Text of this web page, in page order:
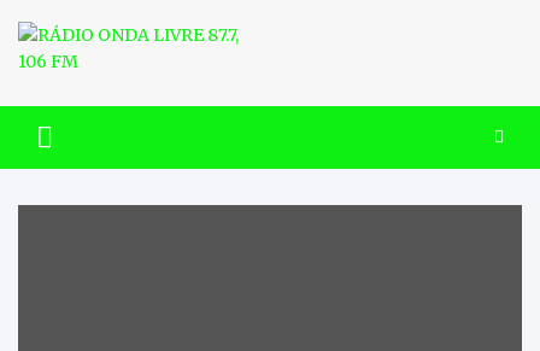
content
RÁDIO ONDA LIVRE 87.7, 106
FM